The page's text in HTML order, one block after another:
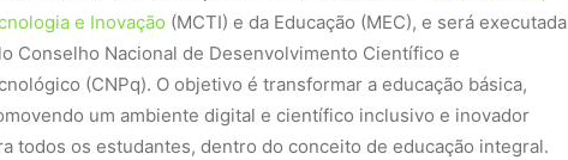
e Inovação (MCTI) e da Educação (MEC), e será executada
Conselho Nacional de Desenvolvimento Científico e
(CNPq). O objetivo é transformar a educação básica,
um ambiente digital e científico inclusivo e inovador
todos os estudantes, dentro do conceito de educação integral.